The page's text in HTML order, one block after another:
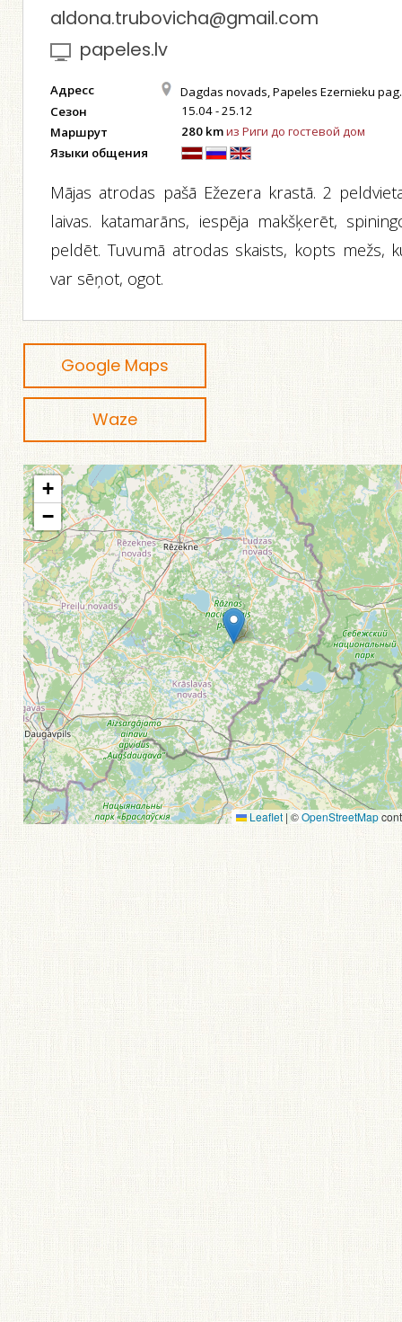
aldona.trubovicha@gmail.com
papeles.lv
Адресс Dagdas novads, Papeles Ezernieku pag.
Сезон 15.04 - 25.12
Маршрут 280 kmиз Риги до гостевой дом
Языки общения
Mājas atrodas pašā Ežezera krastā. 2
laivas. katamarāns, iespēja makšķerēt,
peldēt. Tuvumā atrodas skaists, kopts mežs,
var sēņot, ogot.
Google Maps
Waze
+
−
Leaflet | ©OpenStreetMap